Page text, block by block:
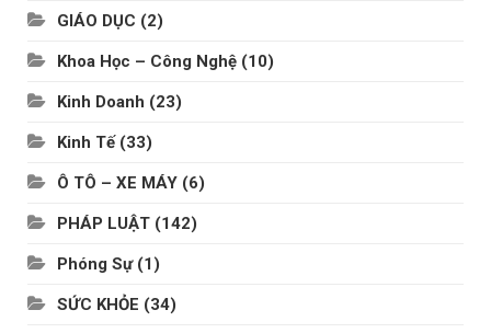
GIÁO DỤC (2)
Khoa Học – Công Nghệ (10)
Kinh Doanh (23)
Kinh Tế(33)
Ô TÔ – XE MÁY (6)
PHÁP LUẬT (142)
Phóng Sự(1)
SỨC KHỎE (34)